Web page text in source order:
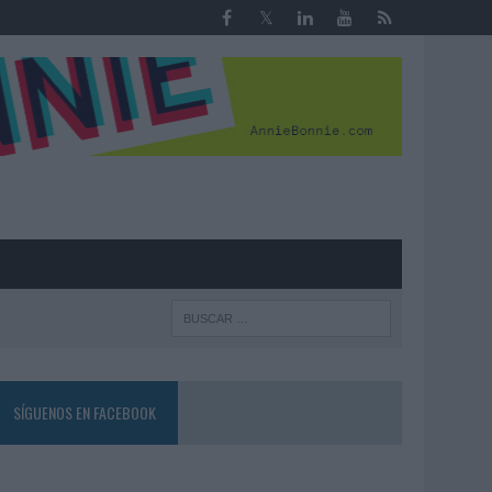
SÍGUENOS EN FACEBOOK